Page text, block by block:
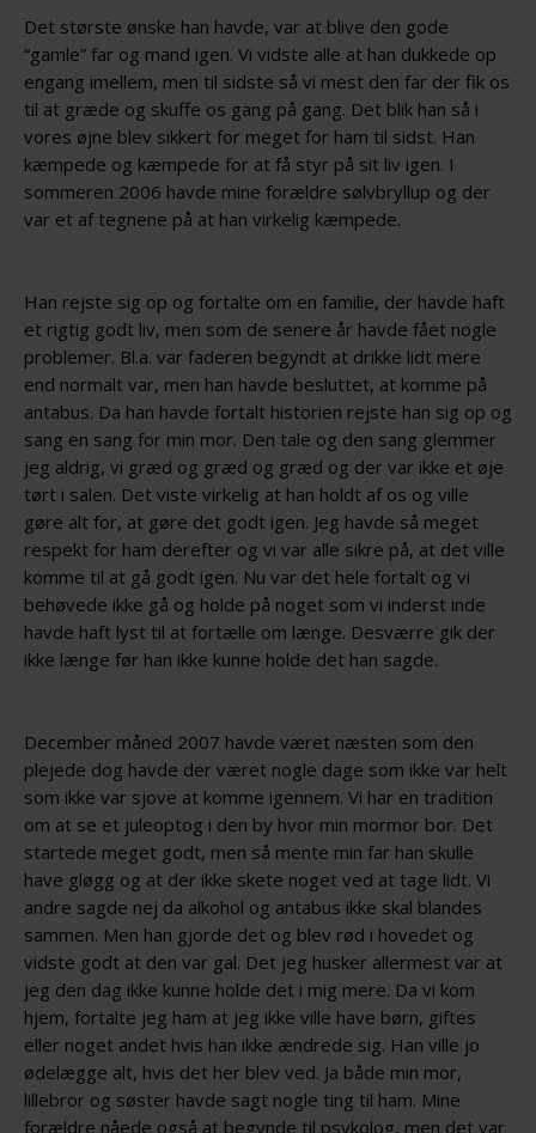
Det største ønske han havde, var at blive den gode
“gamle” far og mand igen. Vi vidste alle at han dukkede op
engang imellem, men til sidste så vi mest den far der fik os
til at græde og skuffe os gang på gang. Det blik han så i
vores øjne blev sikkert for meget for ham til sidst. Han
kæmpede og kæmpede for at få styr på sit liv igen. I
sommeren 2006 havde mine forældre sølvbryllup og der
var et af tegnene på at han virkelig kæmpede.
Han rejste sig op og fortalte om en familie, der havde haft
et rigtig godt liv, men som de senere år havde fået nogle
problemer. Bl.a. var faderen begyndt at drikke lidt mere
end normalt var, men han havde besluttet, at komme på
antabus. Da han havde fortalt historien rejste han sig op og
sang en sang for min mor. Den tale og den sang glemmer
jeg aldrig, vi græd og græd og græd og der var ikke et øje
tørt i salen. Det viste virkelig at han holdt af os og ville
gøre alt for, at gøre det godt igen. Jeg havde så meget
respekt for ham derefter og vi var alle sikre på, at det ville
komme til at gå godt igen. Nu var det hele fortalt og vi
behøvede ikke gå og holde på noget som vi inderst inde
havde haft lyst til at fortælle om længe. Desværre gik der
ikke længe før han ikke kunne holde det han sagde.
December måned 2007 havde været næsten som den
plejede dog havde der været nogle dage som ikke var helt
som ikke var sjove at komme igennem. Vi har en tradition
om at se et juleoptog i den by hvor min mormor bor. Det
startede meget godt, men så mente min far han skulle
have gløgg og at der ikke skete noget ved at tage lidt. Vi
andre sagde nej da alkohol og antabus ikke skal blandes
sammen. Men han gjorde det og blev rød i hovedet og
vidste godt at den var gal. Det jeg husker allermest var at
jeg den dag ikke kunne holde det i mig mere. Da vi kom
hjem, fortalte jeg ham at jeg ikke ville have børn, giftes
eller noget andet hvis han ikke ændrede sig. Han ville jo
ødelægge alt, hvis det her blev ved. Ja både min mor,
lillebror og søster havde sagt nogle ting til ham. Mine
forældre nåede også at begynde til psykolog, men det var